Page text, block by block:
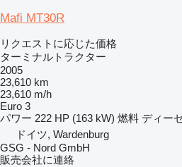
Mafi MT30R
リクエストに応じた価格
ターミナルトラクター
2005
23,610 km
23,610 m/h
Euro 3
パワー 222 HP (163 kW) 燃料 ディー
ドイツ, Wardenburg
GSG - Nord GmbH
販売会社に連絡